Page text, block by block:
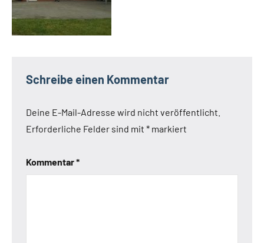
Schreibe einen Kommentar
Deine E-Mail-Adresse wird nicht veröffentlicht.
Erforderliche Felder sind mit * markiert
Kommentar*